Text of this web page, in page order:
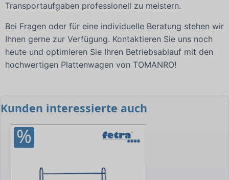
Transportaufgaben professionell zu meistern.
Bei Fragen oder für eine individuelle Beratung stehen wir
Ihnen gerne zur Verfügung. Kontaktieren Sie uns noch
heute und optimieren Sie Ihren Betriebsablauf mit den
hochwertigen Plattenwagen von TOMANRO!
Kunden interessierte auch
%